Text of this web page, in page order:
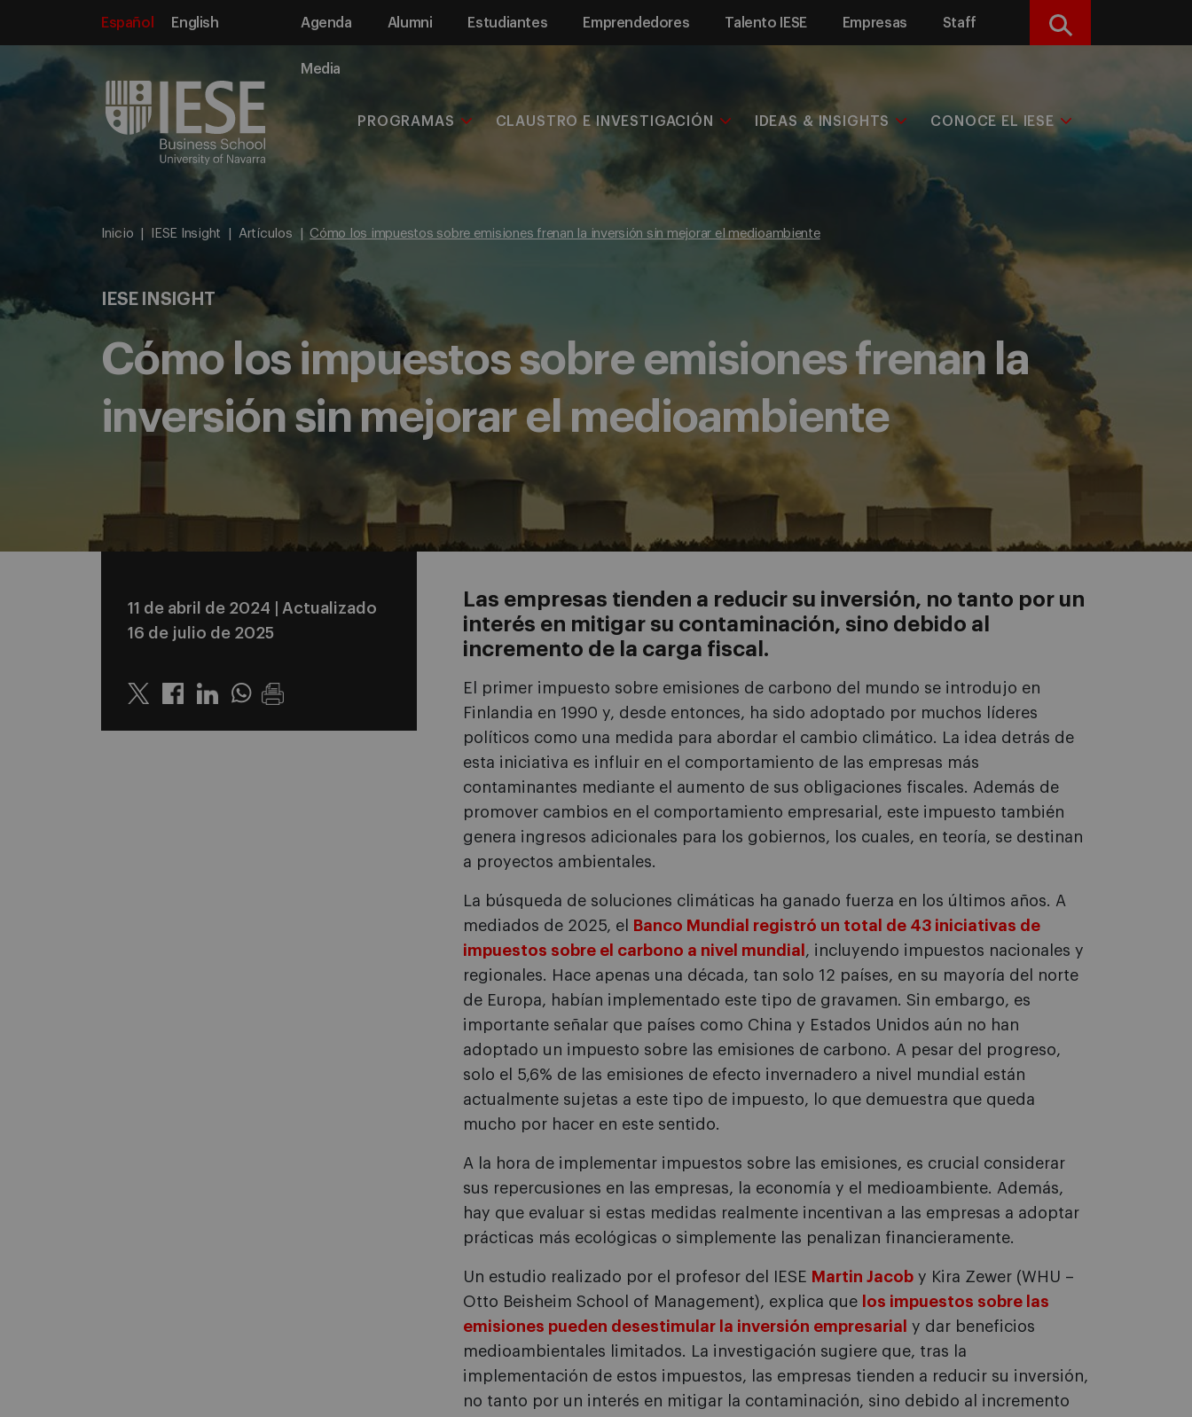
Español English Agenda Alumni Estudiantes Emprendedores Talento IESE Empresas Staff
Media
Buscar
PROGRAMAS CLAUSTRO E INVESTIGACIÓN IDEAS & INSIGHTS CONOCE EL IESE
Inicio IESE Insight Artículos Cómo los impuestos sobre emisiones frenan la inversión sin mejorar el medioambiente
IESE INSIGHT
Cómo los impuestos sobre emisiones frenan la
inversión sin mejorar el medioambiente
11 de abril de 2024
| Actualizado
16 de julio de 2025
Twitter LinkedinWhatsapp
Las empresas tienden a reducir su inversión, no tanto por un
interés en mitigar su contaminación, sino debido al
incremento de la carga fiscal.
El primer impuesto sobre emisiones de carbono del mundo se introdujo en
Finlandia en 1990 y, desde entonces, ha sido adoptado por muchos líderes
políticos como una medida para abordar el cambio climático. La idea detrás de
esta iniciativa es influir en el comportamiento de las empresas más
contaminantes mediante el aumento de sus obligaciones fiscales. Además de
promover cambios en el comportamiento empresarial, este impuesto también
genera ingresos adicionales para los gobiernos, los cuales, en teoría, se destinan
a proyectos ambientales.
La búsqueda de soluciones climáticas ha ganado fuerza en los últimos años. A
mediados de 2025, el
Banco Mundial registró un total de 43 iniciativas de
impuestos sobre el carbono a nivel mundial , incluyendo impuestos nacionales y
regionales. Hace apenas una década, tan solo 12 países, en su mayoría del norte
de Europa, habían implementado este tipo de gravamen. Sin embargo, es
importante señalar que países como China y Estados Unidos aún no han
adoptado un impuesto sobre las emisiones de carbono. A pesar del progreso,
solo el 5,6% de las emisiones de efecto invernadero a nivel mundial están
actualmente sujetas a este tipo de impuesto, lo que demuestra que queda
mucho por hacer en este sentido.
A la hora de implementar impuestos sobre las emisiones, es crucial considerar
sus repercusiones en las empresas, la economía y el medioambiente. Además,
hay que evaluar si estas medidas realmente incentivan a las empresas a adoptar
prácticas más ecológicas o simplemente las penalizan financieramente.
Un estudio realizado por el profesor del IESE Martin Jacob y Kira Zewer (WHU –
Otto Beisheim School of Management), explica que
los impuestos sobre las
emisiones pueden desestimular la inversión empresarial
y dar beneficios
medioambientales limitados. La investigación sugiere que, tras la
implementación de estos impuestos, las empresas tienden a reducir su inversión,
no tanto por un interés en mitigar la contaminación, sino debido al incremento